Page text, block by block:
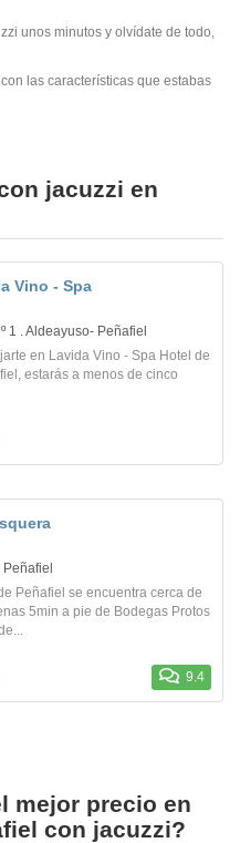
unos minutos y olvídate de todo,
las características que estabas
jacuzzi en
Vino - Spa
1 . Aldeayuso- Peñafiel
en Lavida Vino - Spa Hotel de
estarás a menos de cinco
Peñafiel
Peñafiel se encuentra cerca de
5min a pie de Bodegas Protos
9.4
mejor precio en
con jacuzzi?